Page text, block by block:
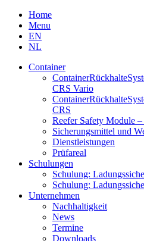
Skip
content
Home
Menu
EN
NL
Container
CRS Vario
CRS
Reefer Safety Module
Sicherungsmittel und
Dienstleistungen
Prüfareal
Schulungen
Schulung:
Schulung:
Unternehmen
Nachhaltigkeit
News
Termine
Downloads